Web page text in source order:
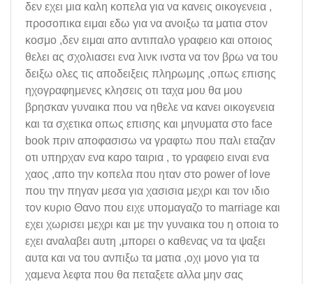
δεν εχει μια καλη κοπελα για να κανεις οικογενεια ,
προσοπικα ειμαι εδω για να ανοιξω τα ματια στον
κοσμο ,δεν ειμαι απο αντιπαλο γραφειο και οποιος
θελει ας σχολιασει ενα λινκ ινστα να τον βρω να του
δειξω ολες τις αποδειξεις πληρωμης ,οπως επισης
ηχογραφημενες κλησεις οτι ταχα μου θα μου
βρησκαν γυναικα που να ηθελε να κανει οικογενεια
και τα σχετικα οπως επισης και μηνυματα στο face
book πριν αποφασισω να γραφτω που παλι εταζαν
οτι υπηρχαν ενα καρο ταιρια , το γραφειο ειναι ενα
χαος ,απο την κοπελα που ηταν στο power of love
που την πηγαν μεσα για χασισια μεχρι και τον ιδιο
τον κυριο Θανο που ειχε υπομαγαζο το marriage και
εχει χωρισει μεχρι και με την γυναικα του η οποια το
εχει αναλαβει αυτη ,μπορει ο καθενας να τα ψαξει
αυτα και να του ανπιξω τα ματια ,οχι μονο για τα
χαμενα λεφτα που θα πεταξετε αλλα μην σας